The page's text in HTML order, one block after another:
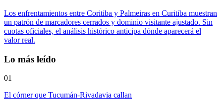
Los enfrentamientos entre Coritiba y Palmeiras en Curitiba muestran
un patrón de marcadores cerrados y dominio visitante ajustado. Sin
cuotas oficiales, el análisis histórico anticipa dónde aparecerá el
valor real.
Lo más leído
01
El córner que Tucumán-Rivadavia callan